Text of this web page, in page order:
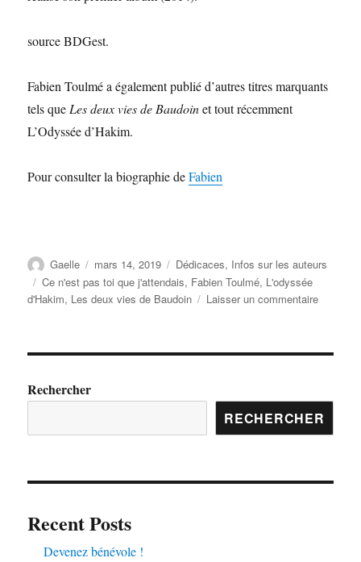
source BDGest.
Fabien Toulmé a également publié d’autres titres marquants
tels que Les deux vies de Baudoinet tout récemment
L’Odyssée d’Hakim.
Pour consulter la biographie deFabien
Gaelle mars 14, 2019 Dédicaces, Infos sur les auteurs
Ce n'est pas toi que j'attendais, Fabien Toulmé, L'odyssée
d'Hakim, Les deux vies de Baudoin Laisser un commentaire
Rechercher
RECHERCHER
Recent Posts
Devenez bénévole !